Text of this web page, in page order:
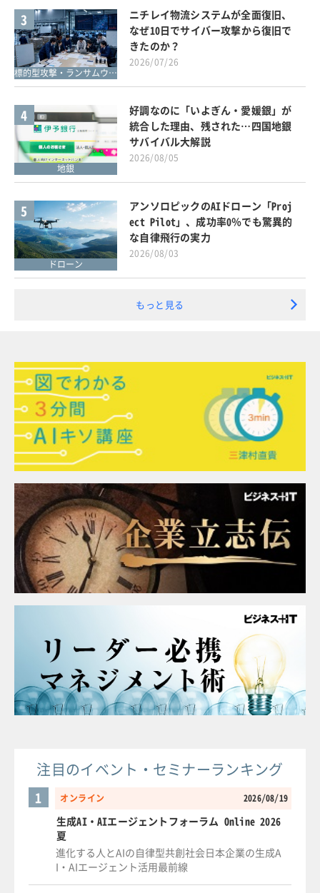
3
標的型攻撃・ランサムウェア対策
ニチレイ物流システムが全面復旧、
なぜ10日でサイバー攻撃から復旧で
きたのか？
2026/07/26
4
地銀
好調なのに「いよぎん・愛媛銀」が
統合した理由、残された…四国地銀
サバイバル大解説
2026/08/05
5
ドローン
アンソロピックのAIドローン「Proj
ect Pilot」、成功率0％でも驚異的
な自律飛行の実力
2026/08/03
もっと見る
注目のイベント・セミナーランキング
オンライン 2026/08/19
1
生成AI・AIエージェントフォーラム Online 2026
夏
進化する人とAIの自律型共創社会日本企業の生成A
I・AIエージェント活用最前線